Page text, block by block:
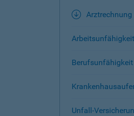
Arbeitsunfähigkeit
Berufsunfähigkeit
Unfall-